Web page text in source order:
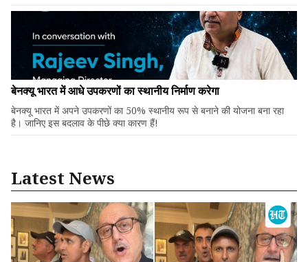
बेनक्यू भारत में आधे उपकरणों का स्थानीय निर्माण करेगा
बेनक्यू भारत में अपने उपकरणों का 50% स्थानीय रूप से बनाने की योजना बना रहा
है। जानिए इस बदलाव के पीछे क्या कारण हैं!
Latest News